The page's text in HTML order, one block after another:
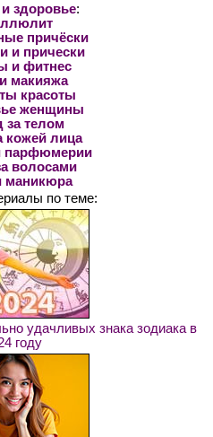
и здоровье:
причёски
и прически
и фитнес
макияжа
красоты
женщины
за телом
кожей лица
парфюмерии
волосами
маникюра
по теме:
удачливых знака зодиака в
году